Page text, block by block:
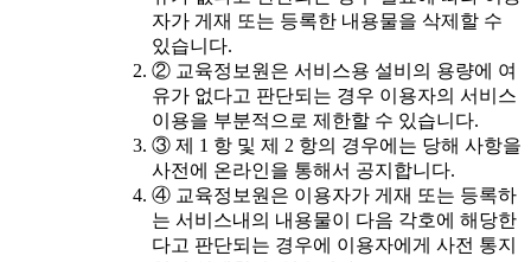
자가 게재 또는 등록한 내용물을 삭제할 수
있습니다.
② 교육정보원은 서비스용 설비의 용량에 여
유가 없다고 판단되는 경우 이용자의 서비스
이용을 부분적으로 제한할 수 있습니다.
③ 제 1 항 및 제 2 항의 경우에는 당해 사항을
사전에 온라인을 통해서 공지합니다.
④ 교육정보원은 이용자가 게재 또는 등록하
는 서비스내의 내용물이 다음 각호에 해당한
다고 판단되는 경우에 이용자에게 사전 통지